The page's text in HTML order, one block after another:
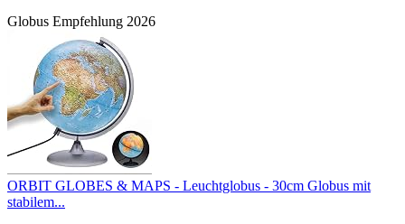
Globus Empfehlung 2026
ORBIT GLOBES & MAPS - Leuchtglobus - 30cm Globus mit
stabilem...